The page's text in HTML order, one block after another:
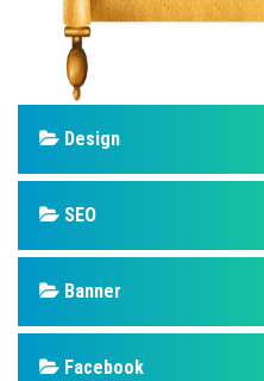
Design
SEO
Banner
Facebook